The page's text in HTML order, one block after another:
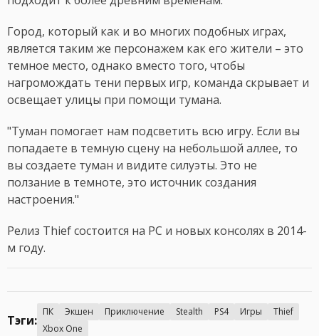
Город, который как и во многих подобных играх,
является таким же персонажем как его жители – это
темное место, однако вместо того, чтобы
нагромождать тени первых игр, команда скрывает и
освещает улицы при помощи тумана.
"Туман помогает нам подсветить всю игру. Если вы
попадаете в темную сцену на небольшой аллее, то
вы создаете туман и видите силуэты. Это не
ползание в темноте, это источник создания
настроения."
Релиз Thief состоится на PC и новых консолях в 2014-
м году.
Тэги:
ПК Экшен Приключение Stealth PS4 Игры
Thief
Xbox One